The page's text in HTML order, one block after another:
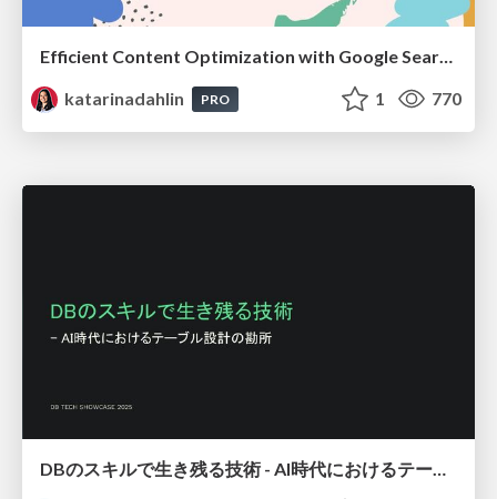
katarinadahlin
PRO 1 770
DBのスキルで生き残る技術 - AI時代におけるテーブル設計の勘所